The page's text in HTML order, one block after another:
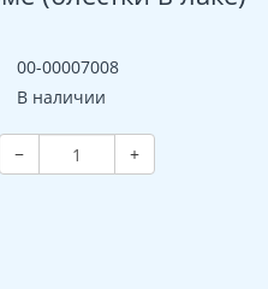
00-00007008
В наличии
− +